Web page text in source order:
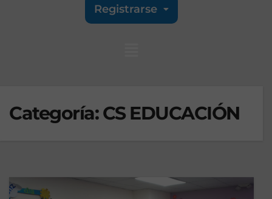
Registrarse
Categoría:CS EDUCACIÓN